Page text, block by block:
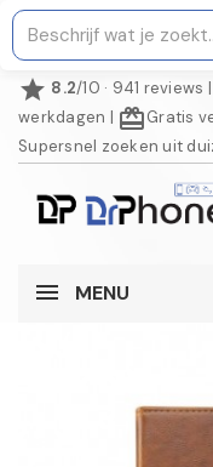
star 8.2/10 · 941 reviews |
werkdagen | redeemGratis
Supersnel zoeken uit
MENU